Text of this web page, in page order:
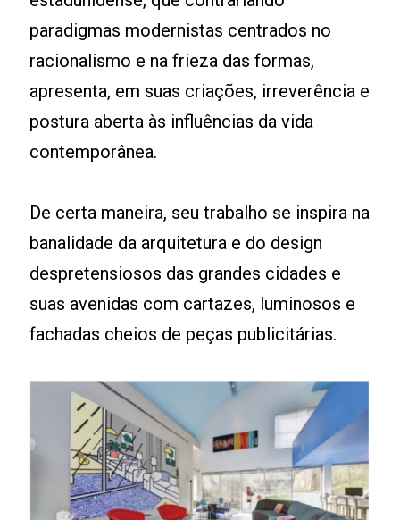
paradigmas modernistas centrados no
racionalismo e na frieza das formas,
apresenta, em suas criações, irreverência e
postura aberta às influências da vida
contemporânea.
De certa maneira, seu trabalho se inspira na
banalidade da arquitetura e do design
despretensiosos das grandes cidades e
suas avenidas com cartazes, luminosos e
fachadas cheios de peças publicitárias.